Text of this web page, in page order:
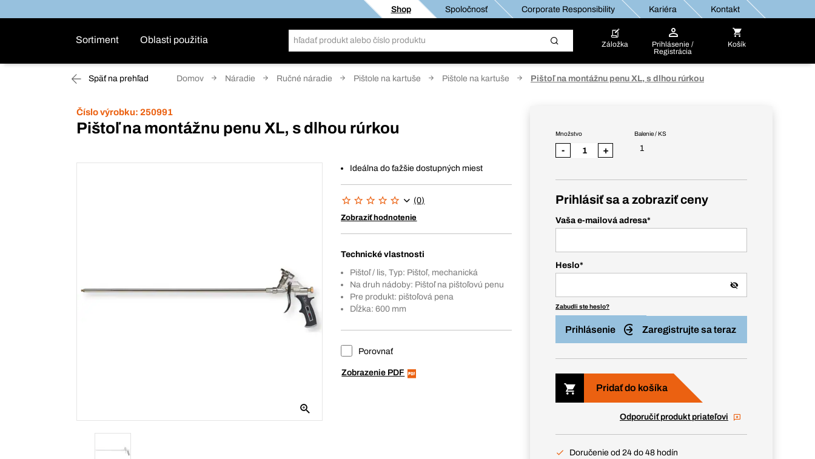
Shop Spoločnosť Corporate Responsibility Kariéra Kontakt
Sortiment Oblasti použitia Záložka
Prihlásenie /
Registrácia
Košík
Späť na prehľad Domov Náradie Ručné náradie Pištole na kartuše Pištole na kartuše Pištoľ na montážnu penu XL, s dlhou rúrkou
Číslo výrobku: 250991
Pištoľ na montážnu penu XL, s dlhou rúrkou
Ideálna do ťažšie dostupných miest
(0)
Zobraziť hodnotenie
Technické vlastnosti
Pištoľ / lis, Typ: Pištoľ, mechanická
Na druh nádoby: Pištoľ na pištoľovú penu
Pre produkt: pištoľová pena
Dĺžka: 600 mm
Porovnať
Zobrazenie PDF
Balenie / KS
1
Množstvo
- +
Prihlásiť sa a zobraziť ceny
Vaša e-mailová adresa*
Heslo*
Zabudli ste heslo?
Prihlásenie Zaregistrujte sa teraz
Pridať do košíka
Odporučiť produkt priateľovi
Doručenie od 24 do 48 hodín